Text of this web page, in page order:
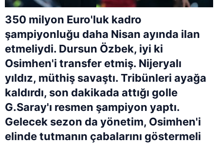
350 milyon Euro'luk kadro
şampiyonluğu daha Nisan ayında ilan
etmeliydi. Dursun Özbek, iyi ki
Osimhen'i transfer etmiş. Nijeryalı
yıldız, müthiş savaştı. Tribünleri ayağa
kaldırdı, son dakikada attığı golle
G.Saray'ı resmen şampiyon yaptı.
Gelecek sezon da yönetim, Osimhen'i
elinde tutmanın çabalarını göstermeli